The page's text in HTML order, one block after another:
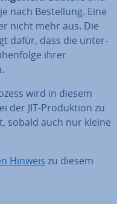
nach Be­stel­lung. Eine
nicht mehr aus. Die
dafür, dass die un­ter­
ihrer
wird in diesem
der JIT-Pro­duk­ti­on zu
sobald auch nur kleine
Hinweis zu diesem